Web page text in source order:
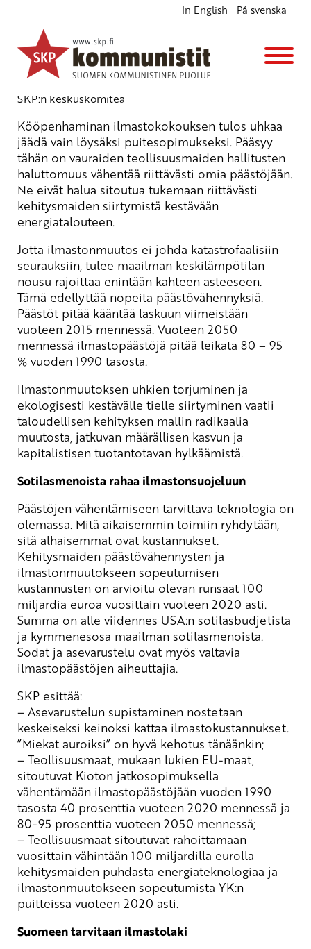
In English På svenska
Kööpenhaminasta saatava sitova ja
oikeudenmukainen ilmastosopimus
Ajankohtaista
4.12.2009 - 9:37
SKP:n keskuskomitea
Kööpenhaminan ilmastokokouksen tulos uhkaa
jäädä vain löysäksi puitesopimukseksi. Pääsyy
tähän on vauraiden teollisuusmaiden hallitusten
haluttomuus vähentää riittävästi omia päästöjään.
Ne eivät halua sitoutua tukemaan riittävästi
kehitysmaiden siirtymistä kestävään
energiatalouteen.
Jotta ilmastonmuutos ei johda katastrofaalisiin
seurauksiin, tulee maailman keskilämpötilan
nousu rajoittaa enintään kahteen asteeseen.
Tämä edellyttää nopeita päästövähennyksiä.
Päästöt pitää kääntää laskuun viimeistään
vuoteen 2015 mennessä. Vuoteen 2050
mennessä ilmastopäästöjä pitää leikata 80 – 95
% vuoden 1990 tasosta.
Ilmastonmuutoksen uhkien torjuminen ja
ekologisesti kestävälle tielle siirtyminen vaatii
taloudellisen kehityksen mallin radikaalia
muutosta, jatkuvan määrällisen kasvun ja
kapitalistisen tuotantotavan hylkäämistä.
Sotilasmenoista rahaa ilmastonsuojeluun
Päästöjen vähentämiseen tarvittava teknologia on
olemassa. Mitä aikaisemmin toimiin ryhdytään,
sitä alhaisemmat ovat kustannukset.
Kehitysmaiden päästövähennysten ja
ilmastonmuutokseen sopeutumisen
kustannusten on arvioitu olevan runsaat 100
miljardia euroa vuosittain vuoteen 2020 asti.
Summa on alle viidennes USA:n sotilasbudjetista
ja kymmenesosa maailman sotilasmenoista.
Sodat ja asevarustelu ovat myös valtavia
ilmastopäästöjen aiheuttajia.
SKP esittää:
– Asevarustelun supistaminen nostetaan
keskeiseksi keinoksi kattaa ilmastokustannukset.
”Miekat auroiksi” on hyvä kehotus tänäänkin;
– Teollisuusmaat, mukaan lukien EU-maat,
sitoutuvat Kioton jatkosopimuksella
vähentämään ilmastopäästöjään vuoden 1990
tasosta 40 prosenttia vuoteen 2020 mennessä ja
80-95 prosenttia vuoteen 2050 mennessä;
– Teollisuusmaat sitoutuvat rahoittamaan
vuosittain vähintään 100 miljardilla eurolla
kehitysmaiden puhdasta energiateknologiaa ja
ilmastonmuutokseen sopeutumista YK:n
puitteissa vuoteen 2020 asti.
Suomeen tarvitaan ilmastolaki